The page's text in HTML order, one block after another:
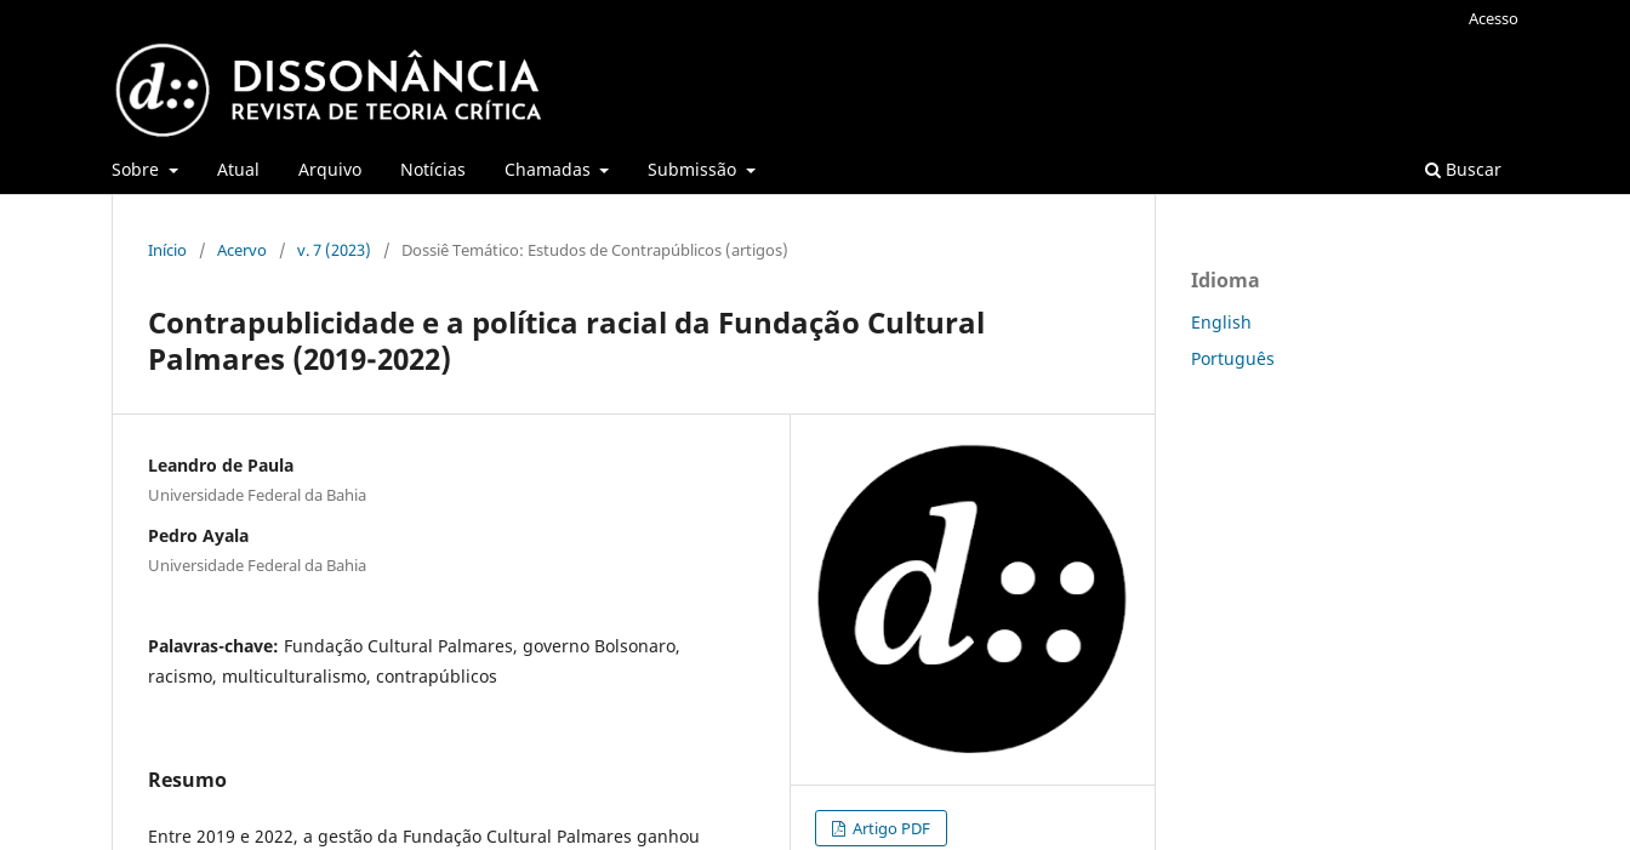
Sobre Atual Arquivo Notícias Chamadas Submissão Buscar
Acesso
Início / Acervo / v. 7 (2023) / Dossiê Temático: Estudos de Contrapúblicos (artigos)
Contrapublicidade e a política racial da Fundação Cultural
Palmares (2019-2022)
Leandro de Paula
Universidade Federal da Bahia
Pedro Ayala
Universidade Federal da Bahia
Palavras-chave: Fundação Cultural Palmares, governo Bolsonaro,
racismo, multiculturalismo, contrapúblicos
Resumo
Entre 2019 e 2022, a gestão da Fundação Cultural Palmares ganhou
Artigo PDF
Idioma
English
Português